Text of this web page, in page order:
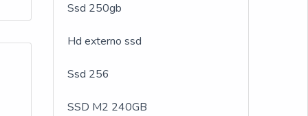
Ssd 250gb
Hd externo ssd
Ssd 256
SSD M2 240GB